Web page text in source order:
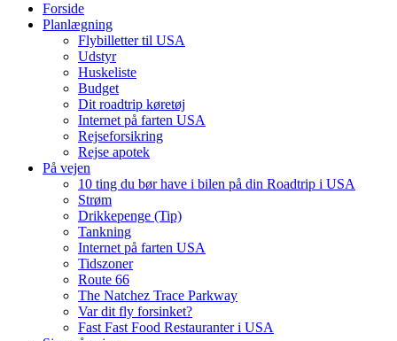
Forside
Planlægning
Flybilletter til USA
Udstyr
Huskeliste
Budget
Dit roadtrip køretøj
Internet på farten USA
Rejseforsikring
Rejse apotek
På vejen
10 ting du bør have i bilen på din Roadtrip i USA
Strøm
Drikkepenge (Tip)
Tankning
Internet på farten USA
Tidszoner
Route 66
The Natchez Trace Parkway
Var dit fly forsinket?
Fast Fast Food Restauranter i USA